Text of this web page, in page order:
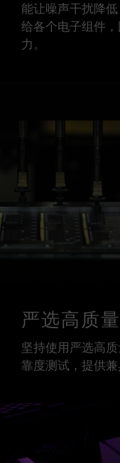
能让噪声干扰降
给各个电子组件
力。
严选高质
坚持使用严选高
靠度测试，提供兼